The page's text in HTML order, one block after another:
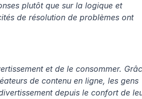
plutôt que sur la logique et
de résolution de problèmes ont
et de le consommer.
de contenu en ligne, les gens
depuis le confort de